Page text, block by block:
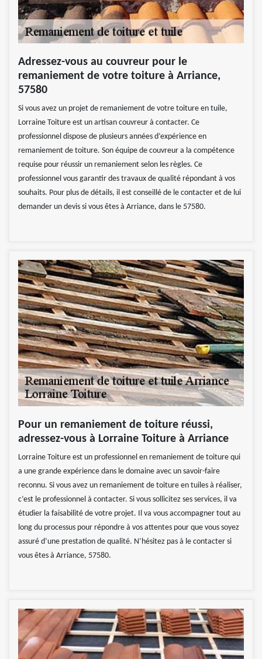
Adressez-vous au couvreur pour le
remaniement de votre toiture à Arriance,
57580
Si vous avez un projet de remaniement de votre toiture en tuile,
Lorraine Toiture est un artisan couvreur à contacter. Ce
professionnel dispose de plusieurs années d’expérience en
remaniement de toiture. Son équipe de couvreur a la compétence
requise pour réussir un remaniement selon les règles. Ce
professionnel vous garantir des travaux de qualité répondant à vos
souhaits. Pour plus de détails, il est conseillé de le contacter et de lui
demander un devis si vous êtes à Arriance, dans le 57580.
Pour un remaniement de toiture réussi,
adressez-vous à Lorraine Toiture à Arriance
Lorraine Toiture est un professionnel en remaniement de toiture qui
a une grande expérience dans le domaine avec un savoir-faire
reconnu. Si vous avez un remaniement de toiture en tuiles à réaliser,
c’est le professionnel à contacter. Si vous sollicitez ses services, il va
étudier la faisabilité de votre projet. Il va vous accompagner tout au
long du processus pour répondre à vos attentes pour que vous soyez
assuré d’une prestation de qualité. N’hésitez pas à le contacter si
vous êtes à Arriance, 57580.